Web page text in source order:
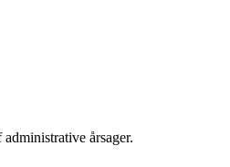
årsager.